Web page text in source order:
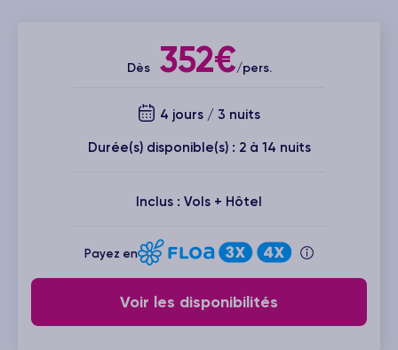
Dès352€/pers.
4 jours / 3 nuits
Durée(s) disponible(s) : 2 à 14 nuits
Inclus : Vols + Hôtel
Payez en
Voir les disponibilités